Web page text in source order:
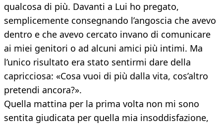
qualcosa di più. Davanti a Lui ho pregato,
semplicemente consegnando l’angoscia che avevo
dentro e che avevo cercato invano di comunicare
ai miei genitori o ad alcuni amici più intimi. Ma
l’unico risultato era stato sentirmi dare della
capricciosa: «Cosa vuoi di più dalla vita, cos’altro
pretendi ancora?».
Quella mattina per la prima volta non mi sono
sentita giudicata per quella mia insoddisfazione,